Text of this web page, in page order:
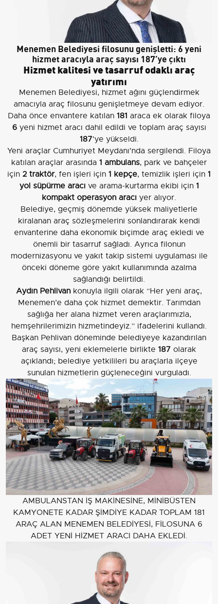
Menemen Belediyesi filosunu genişletti: 6 yeni
hizmet aracıyla araç sayısı 187’ye çıktı
Hizmet kalitesi ve tasarruf odaklı araç
yatırımı
Menemen Belediyesi, hizmet ağını güçlendirmek
amacıyla araç filosunu genişletmeye devam ediyor.
Daha önce envantere katılan 181 araca ek olarak filoya
6yeni hizmet aracı dahil edildi ve toplam araç sayısı
187'ye yükseldi.
Yeni araçlar Cumhuriyet Meydanı'nda sergilendi. Filoya
katılan araçlar arasında 1 ambulans, park ve bahçeler
için 2 traktör, fen işleri için 1 kepçe, temizlik işleri için 1
yol süpürme aracı ve arama-kurtarma ekibi için 1
kompakt operasyon aracı yer alıyor.
Belediye, geçmiş dönemde yüksek maliyetlerle
kiralanan araç sözleşmelerini sonlandırarak kendi
envanterine daha ekonomik biçimde araç ekledi ve
önemli bir tasarruf sağladı. Ayrıca filonun
modernizasyonu ve yakıt takip sistemi uygulaması ile
önceki döneme göre yakıt kullanımında azalma
sağlandığı belirtildi.
Aydın Pehlivan konuyla ilgili olarak “Her yeni araç,
Menemen’e daha çok hizmet demektir. Tarımdan
sağlığa her alana hizmet veren araçlarımızla,
hemşehrilerimizin hizmetindeyiz.” ifadelerini kullandı.
Başkan Pehlivan döneminde belediyeye kazandırılan
araç sayısı, yeni eklemelerle birlikte 187 olarak
açıklandı; belediye yetkilileri bu araçlarla ilçeye
sunulan hizmetlerin güçleneceğini vurguladı.
AMBULANSTAN İŞ MAKİNESİNE, MİNİBÜSTEN
KAMYONETE KADAR ŞİMDİYE KADAR TOPLAM 181
ARAÇ ALAN MENEMEN BELEDİYESİ, FİLOSUNA 6
ADET YENİ HİZMET ARACI DAHA EKLEDİ.